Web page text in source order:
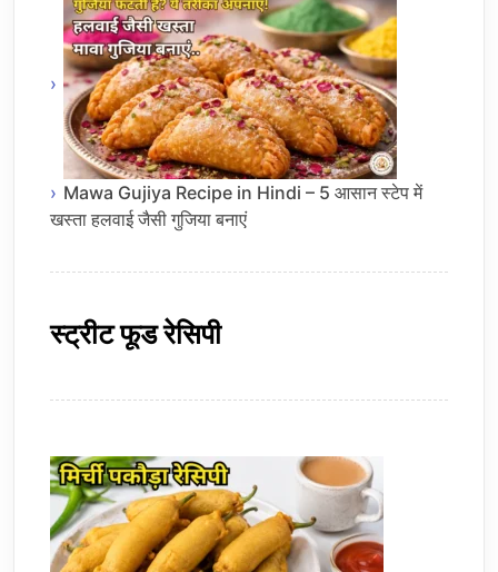
Mawa Gujiya Recipe in Hindi – 5 आसान स्टेप में
खस्ता हलवाई जैसी गुजिया बनाएं
स्ट्रीट फूड रेसिपी